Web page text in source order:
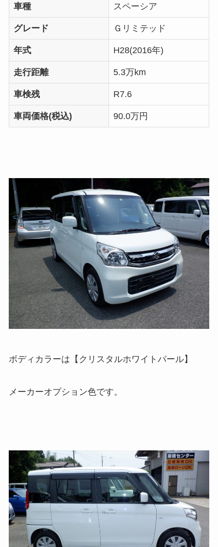
車種 スペーシア
グレード Ｇリミテッド
年式 H28(2016年)
走行距離 5.3万km
車検残 R7.6
車両価格(税込) 90.0万円
ボディカラーは【クリスタルホワイトパール】
メーカーオプション色です。